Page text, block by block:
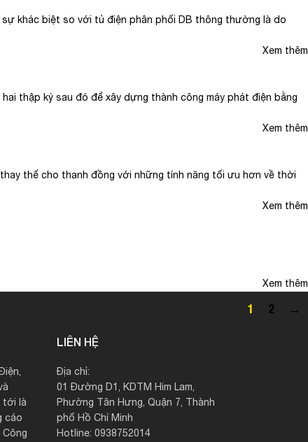
khác biệt so với tủ điện phân phối DB thông thường là do
Xem thêm
thập kỷ sau đó để xây dựng thành công máy phát điện bằng
Xem thêm
thế cho thanh đồng với những tính năng tối ưu hơn về thời
Xem thêm
Xem thêm
1 2 →
tới là
cáo
LIÊN HỆ
Địa chỉ:
01 Đường D1, KDTM Him Lam,
Phường Tân Hưng, Quận 7, Thành
phố Hồ Chí Minh
Hotline: 0938752014